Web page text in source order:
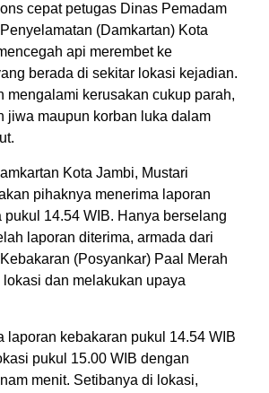
cepat petugas Dinas Pemadam
(Damkartan) Kota
api merembet ke
berada di sekitar lokasi kejadian.
mengalami kerusakan cukup parah,
jiwa maupun korban luka dalam
Kota Jambi, Mustari
pihaknya menerima laporan
pukul 14.54 WIB. Hanya berselang
laporan diterima, armada dari
(Posyankar) Paal Merah
lokasi dan melakukan upaya
laporan kebakaran pukul 14.54 WIB
pukul 15.00 WIB dengan
menit. Setibanya di lokasi,